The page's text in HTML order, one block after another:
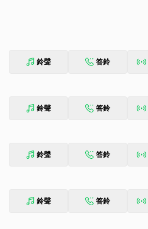
鈴聲 答鈴
鈴聲 答鈴
鈴聲 答鈴
鈴聲 答鈴